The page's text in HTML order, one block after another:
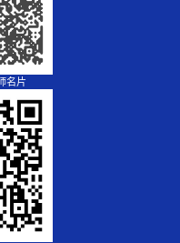
名片